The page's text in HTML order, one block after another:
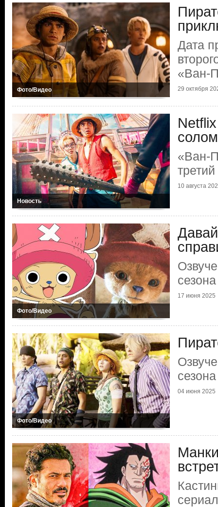
Фото/Видео
Дата
«Ван-
29 октября
Новость
«Ван-
10 августа
Фото/Видео
17 июня 2025
Фото/Видео
04 июня 2025